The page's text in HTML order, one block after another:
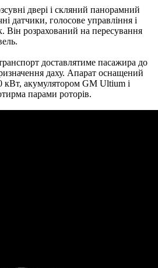
двері і скляний панорамний
датчики, голосове управління і
Він розрахований на пересування
доставлятиме пасажира до
даху. Апарат оснащений
акумулятором GM Ultium і
парами роторів.